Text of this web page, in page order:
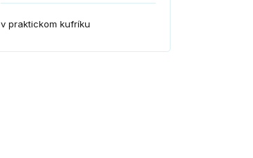
v praktickom kufríku